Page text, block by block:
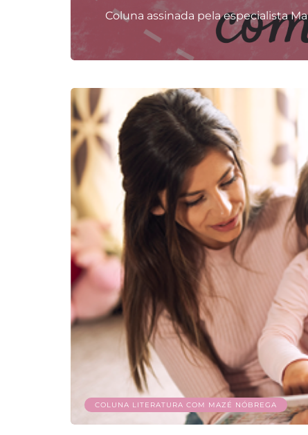
Coluna assinada pela especialista
COLUNA LITERATURA COM MAZÉ NÓBREGA